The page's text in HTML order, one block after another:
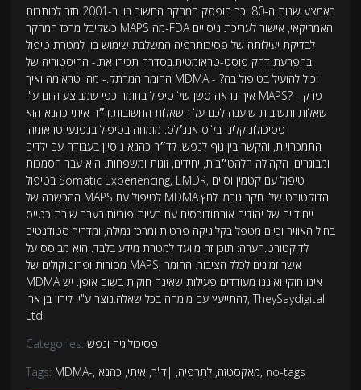
באמצע שנות ה-80 וכך הופסק המחקר החשוב בו. ב-2001 חזר לכותרות
כשקיבל מרכז המחקר MAPS מה-FDA האמריקאי, אישור לעריכת ניסויים
לבדיקת יעילותה של פסיכותרפיה המשלבת שימוש בו, למטרת טיפול
בהפרעת דחק פוסט-טראומטית.בסדרה תכירו את:- ההיסטוריה של
החומר המרתק.- מהי טראומה ואיך MDMA יכול להועיל בטיפול בה? -
איך נראה סשן של טיפול בחומר כפי שמבוצע היום ע"י MAPS? - פרק
שאלות ותשובות שיענה לכם על השאלות החשובות.ד״ר איתי כהנא הוא
פסיכולוג קליני בלוס אנג׳לס. מומחה בטיפול בנפגעי טראומה,
התמכרויות, והקשר בין גוף לנפש. לד״ר כהנא ניסיון בעבודה עם ילדים
ומבוגרים, הקהילה הלהט״בית, יחידים, זוגות ומשפחות. הוא עבר הסמכות
בטיפול Somatic Experiencing, EMDR, טיפול עם קטמין וסיים
ההכשרה של MAPS לטיפול עם MDMA.הדוקטורט שלו חקר גורמי לחץ
ייחודיים של יהודים אורתודוכסים עם בעיות פוריות.בעבר שירת כטייס
בחיל האוויר וכיום מטפל בקליניקה פרטית ומרכז גמילה, ומדריך סטודנטים
לדוקטורט.הערה: תוכן זה מיועד למטרת מידע בלבד. הוא מבוסס על
מסורות ופרוטוקולים של MAPS, אשר זמינים לכלל הציבור. החומר
MDMA אינו חוקי ואיננו מעודדים פעילות שאינה חוקית בשום אופן. יש
להתייעץ עם מומחה בכל שאלה.נוצר ע"י: לירון בן ארי, TheySaydigital
Ltd
Categories: פסיכולוגיה ונפש
Tags: MDMA-, מאקסטזה,לתרפיה, |ד"ר, איתי, כהנא , no-tags